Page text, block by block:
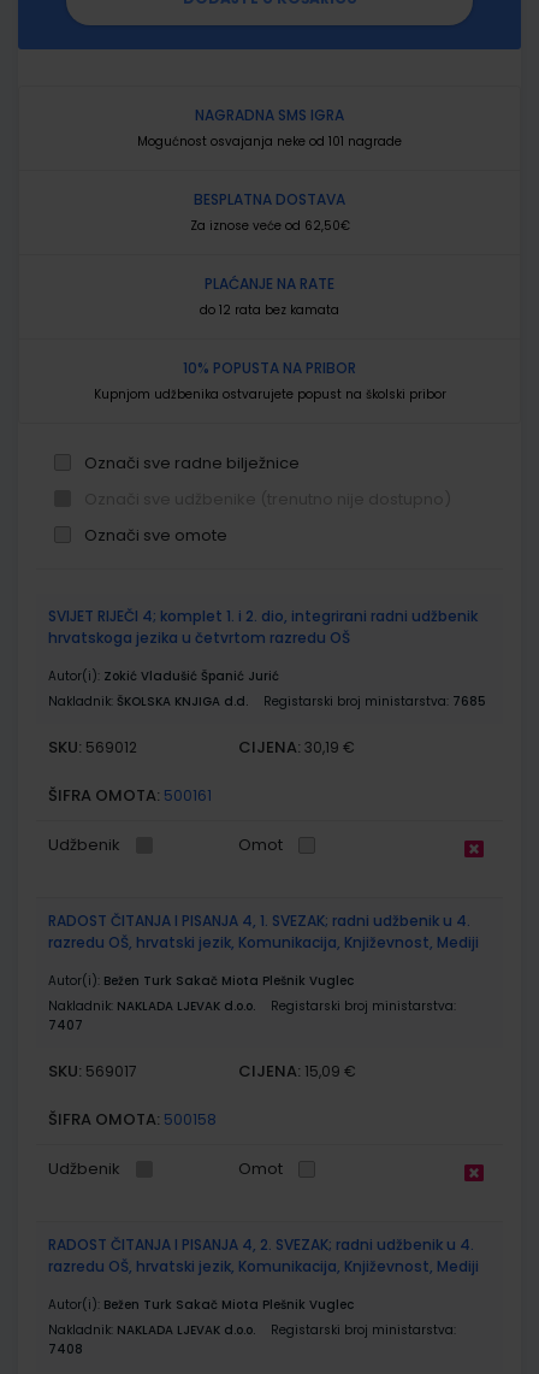
NAGRADNA SMS IGRA
Mogućnost osvajanja neke od 101 nagrade
BESPLATNA DOSTAVA
Za iznose veće od 62,50€
PLAĆANJE NA RATE
do 12 rata bez kamata
10% POPUSTA NA PRIBOR
Kupnjom udžbenika ostvarujete popust na školski pribor
Označi sve radne bilježnice
Označi sve omote
proizvodi
SVIJET RIJEČI 4; komplet 1. i 2. dio, integrirani radni udžbenik
hrvatskoga jezika u četvrtom razredu OŠ
Autor(i): Zokić Vladušić Španić Jurić
Nakladnik: ŠKOLSKA KNJIGA d.d. Registarski broj ministarstva: 7685
SKU: 569012 CIJENA: 30,19 €
ŠIFRA OMOTA: 500161
Udžbenik Omot
RADOST ČITANJA I PISANJA 4, 1. SVEZAK; radni udžbenik u 4.
razredu OŠ, hrvatski jezik, Komunikacija, Književnost, Mediji
Autor(i): Bežen Turk Sakač Miota Plešnik Vuglec
Nakladnik: NAKLADA LJEVAK d.o.o.
Registarski broj ministarstva:
7407
SKU: 569017 CIJENA: 15,09 €
ŠIFRA OMOTA: 500158
Udžbenik Omot
RADOST ČITANJA I PISANJA 4, 2. SVEZAK; radni udžbenik u 4.
razredu OŠ, hrvatski jezik, Komunikacija, Književnost, Mediji
Autor(i): Bežen Turk Sakač Miota Plešnik Vuglec
Nakladnik: NAKLADA LJEVAK d.o.o.
Registarski broj ministarstva:
7408